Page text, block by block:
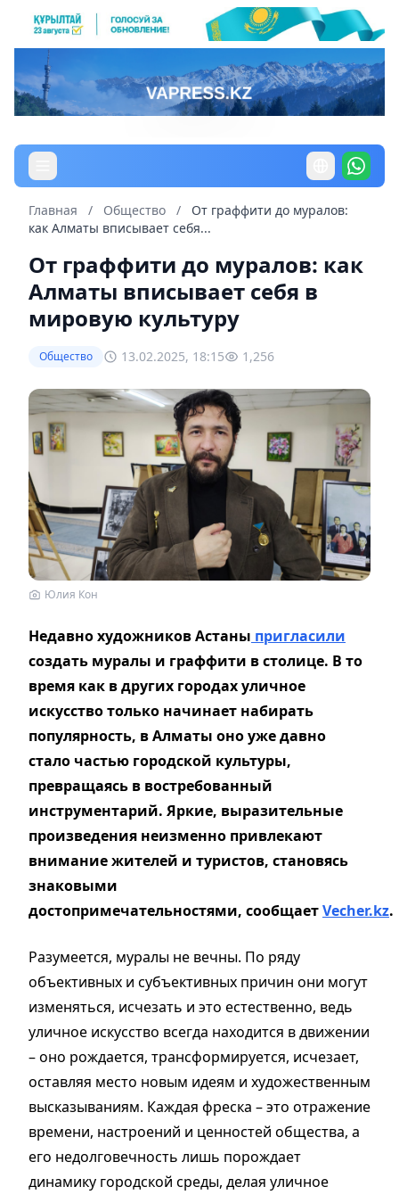
Главная / Общество /
От граффити до муралов:
как Алматы вписывает себя...
От граффити до муралов: как
Алматы вписывает себя в
мировую культуру
Общество 13.02.2025, 18:15 1,256
Юлия Кон
Недавно художниковАстаны пригласили
создать муралы и граффити в столице. В то
время как вдругих городахуличное
искусство только начинает набирать
популярность, в Алматы оно уже давно
стало частью городской культуры,
превращаясь в востребованный
инструментарий. Яркие, выразительные
произведения неизменно привлекают
внимание жителей и туристов, становясь
знаковыми
достопримечательностями, сообщаетVecher.kz.
Разумеется, муралы не вечны. По ряду
объективных и субъективных причин они могут
изменяться, исчезать и это естественно, ведь
уличное искусство всегда находится в движении
– оно рождается, трансформируется, исчезает,
оставляя место новым идеям и художественным
высказываниям. Каждая фреска – это отражение
времени, настроений и ценностей общества, а
его недолговечность лишь порождает
динамику городской среды, делая уличное